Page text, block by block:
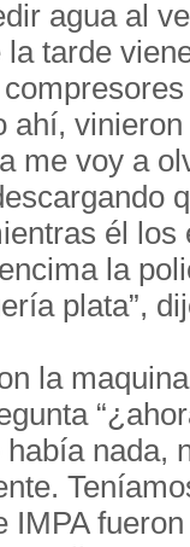
agua al
tarde
ahí,
me voy a
él los
la
plata”,
la
nada,
IMPA